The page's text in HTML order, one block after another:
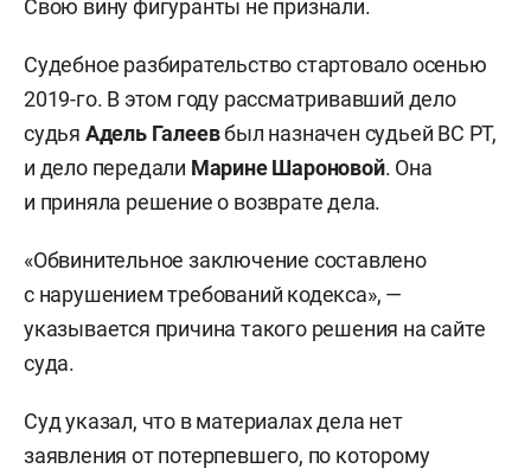
Свою вину фигуранты не признали.
Судебное разбирательство стартовало осенью
2019-го. В этом году рассматривавший дело
судья Адель Галеевбыл назначен судьей ВС РТ,
и дело передали Марине Шароновой. Она
и приняла решение о возврате дела.
«Обвинительное заключение составлено
с нарушением требований кодекса», —
указывается причина такого решения на сайте
суда.
Суд указал, что в материалах дела нет
заявления от потерпевшего, по которому